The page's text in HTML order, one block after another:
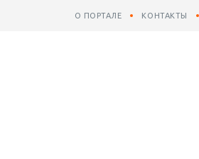
О ПОРТАЛЕ КОНТАКТЫ